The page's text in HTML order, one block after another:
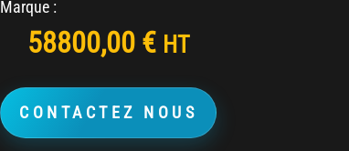
Marque :
58800,00 € HT
CONTACTEZ NOUS